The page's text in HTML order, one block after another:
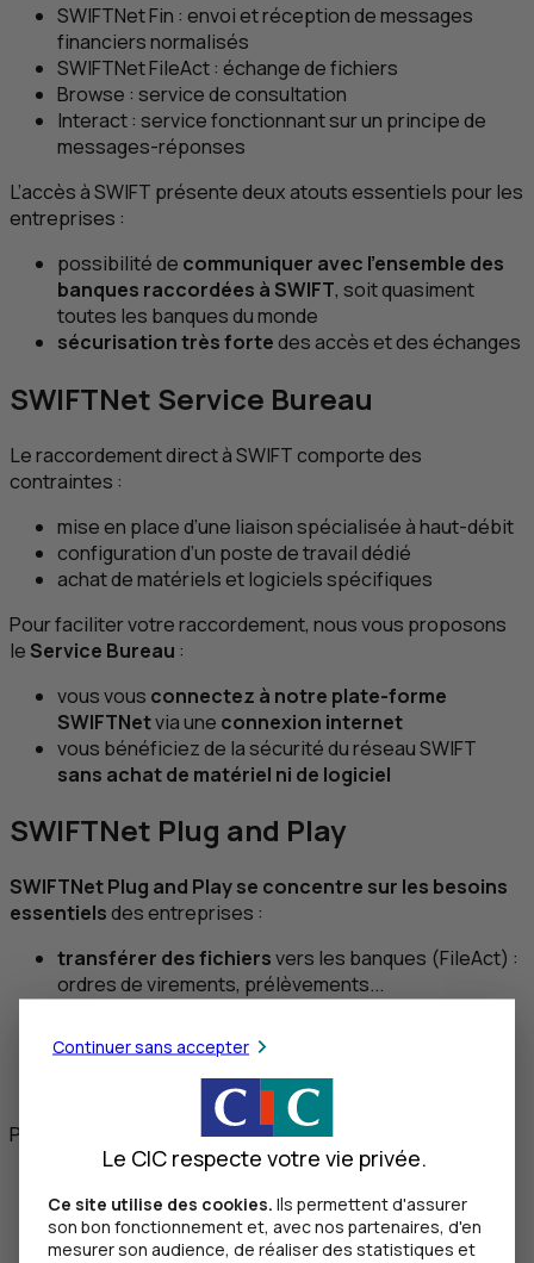
SWIFTNetFin : envoi et réception de messages
financiers normalisés
SWIFTNetFileAct: échange de fichiers
Browse : service de consultation
Interact: service fonctionnant sur un principe de
messages-réponses
L’accès àSWIFT présente deux atouts essentiels pour les
entreprises :
possibilité de communiquer avec l’ensemble des
banques raccordées àSWIFT, soit quasiment
toutes les banques du monde
sécurisation très fortedes accès et des échanges
SWIFTNet Service Bureau
Le raccordement direct àSWIFTcomporte des
contraintes :
mise en place d’une liaison spécialisée à haut-débit
configuration d’un poste de travail dédié
achat de matériels et logiciels spécifiques
Pour faciliter votre raccordement, nous vous proposons
leService Bureau :
vous vous connectez à notre plate-forme
SWIFTNetvia une connexion internet
vous bénéficiez de la sécurité du réseauSWIFT
sans achat de matériel ni de logiciel
SWIFTNet Plug and Play
SWIFTNet Plug and Playse concentre sur les besoins
essentielsdes entreprises :
transférer des fichiersvers les banques (FileAct) :
ordres de virements, prélèvements...
relevés d’opération...(
FileAct
émettre et recevoir des
Partagez cet article
Facebook
LinkedIn
Continuer sans accepter
Le CIC respecte votre vie privée.
Ce site utilise des cookies. Ils permettent d'assurer
son bon fonctionnement et, avec nos partenaires, d'en
mesurer son audience, de réaliser des statistiques et